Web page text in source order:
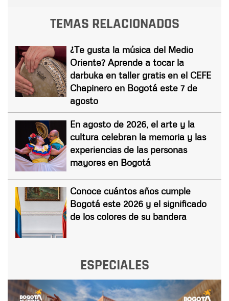
TEMAS RELACIONADOS
¿Te gusta la música del Medio
Oriente? Aprende a tocar la
darbuka en taller gratis en el CEFE
Chapinero en Bogotá este 7 de
agosto
En agosto de 2026, el arte y la
cultura celebran la memoria y las
experiencias de las personas
mayores en Bogotá
Conoce cuántos años cumple
Bogotá este 2026 y el significado
de los colores de su bandera
ESPECIALES